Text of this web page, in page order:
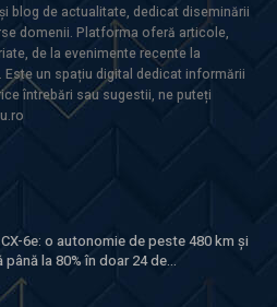
blog de actualitate, dedicat diseminării
domenii. Platforma oferă articole,
de la evenimente recente la
un spațiu digital dedicat informării
întrebări sau sugestii, ne puteți
6e: o autonomie de peste 480 km și
la 80% în doar 24 de...